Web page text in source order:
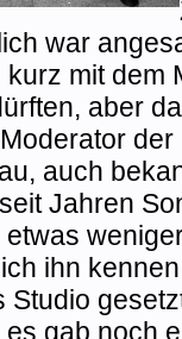
war
mit dem
aber
auch
Jahren
ihn
Studio
gab noch